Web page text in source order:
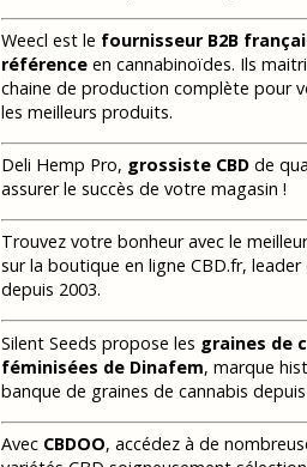
Weecl est le fournisseur B2B
référence en cannabinoïdes. Ils
chaine de production complète pour
les meilleurs produits.
Deli Hemp Pro, grossiste CBD de
assurer le succès de votre magasin !
Trouvez votre bonheur avec le
sur la boutique en ligne CBD.fr, leader
depuis 2003.
Silent Seeds propose les graines de
féminisées de Dinafem, marque
banque de graines de cannabis
Avec CBDOO, accédez à de